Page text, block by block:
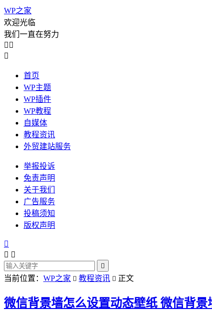
WP之家
欢迎光临
我们一直在努力
 

首页
WP主题
WP插件
WP教程
自媒体
教程资讯
外贸建站服务
举报投诉
免责声明
关于我们
广告服务
投稿须知
版权声明

 

当前位置： WP之家  教程资讯  正文
微信背景墙怎么设置动态壁纸 微信背